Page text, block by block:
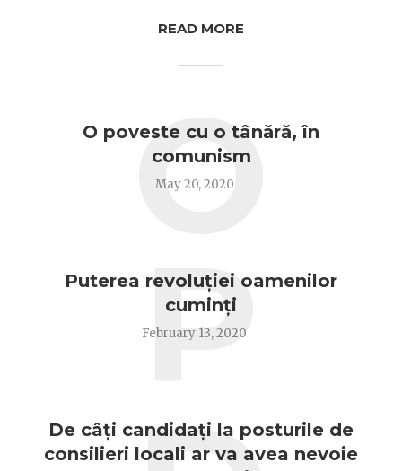
READ MORE
O poveste cu o tânără, în
comunism
May 20, 2020
O
Puterea revoluției oamenilor
cuminți
February 13, 2020
P
De câți candidați la posturile de
consilieri locali ar va avea nevoie